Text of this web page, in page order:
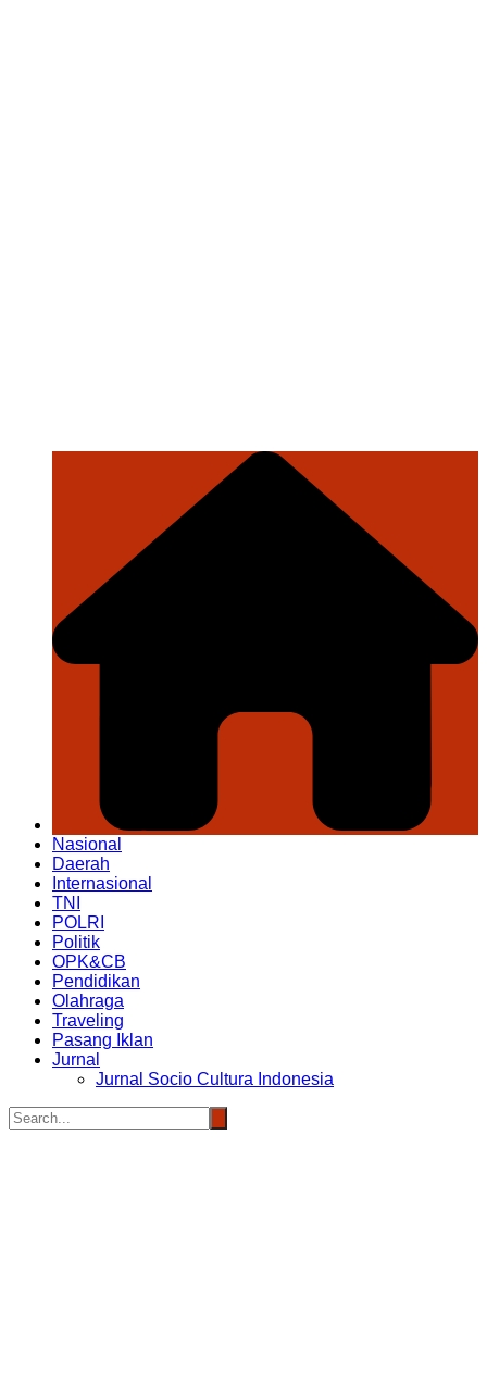
Nasional
Daerah
Internasional
TNI
POLRI
Politik
OPK&CB
Pendidikan
Olahraga
Traveling
Pasang Iklan
Jurnal
Jurnal Socio Cultura Indonesia